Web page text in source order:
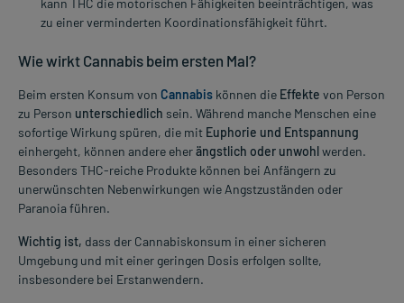
kann THC die motorischen Fähigkeiten beeinträchtigen, was
zu einer verminderten Koordinationsfähigkeit führt.
Wie wirkt Cannabis beim ersten Mal?
Beim ersten Konsum von Cannabis können die Effekte von Person
zu Person unterschiedlich sein. Während manche Menschen eine
sofortige Wirkung spüren, die mit Euphorie und Entspannung
einhergeht, können andere eherängstlich oder unwohlwerden.
Besonders THC-reiche Produkte können bei Anfängern zu
unerwünschten Nebenwirkungen wie Angstzuständen oder
Paranoia führen.
Wichtig ist, dass der Cannabiskonsum in einer sicheren
Umgebung und mit einer geringen Dosis erfolgen sollte,
insbesondere bei Erstanwendern.